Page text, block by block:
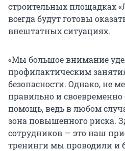
строительных площадках
всегда будут готовы
внештатных ситуациях.
«Мы большое внимание
профилактическим
безопасности. Однако, не
правильно и своевременно
помощь, ведь в любом
зона повышенного риска.
сотрудников — это наш
тренинги мы проводили и